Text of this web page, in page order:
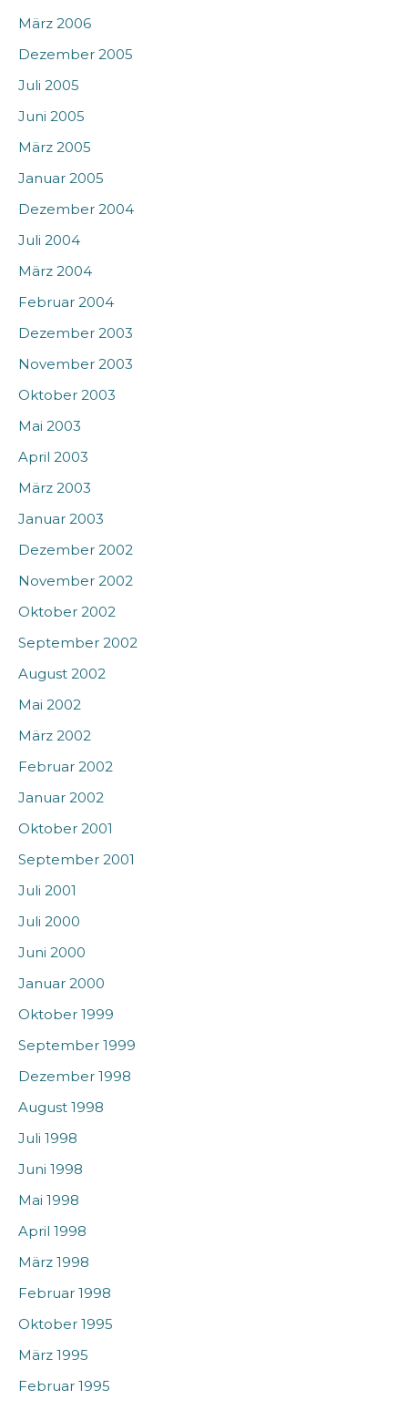
März 2006
Dezember 2005
Juli 2005
Juni 2005
März 2005
Januar 2005
Dezember 2004
Juli 2004
März 2004
Februar 2004
Dezember 2003
November 2003
Oktober 2003
Mai 2003
April 2003
März 2003
Januar 2003
Dezember 2002
November 2002
Oktober 2002
September 2002
August 2002
Mai 2002
März 2002
Februar 2002
Januar 2002
Oktober 2001
September 2001
Juli 2001
Juli 2000
Juni 2000
Januar 2000
Oktober 1999
September 1999
Dezember 1998
August 1998
Juli 1998
Juni 1998
Mai 1998
April 1998
März 1998
Februar 1998
Oktober 1995
März 1995
Februar 1995